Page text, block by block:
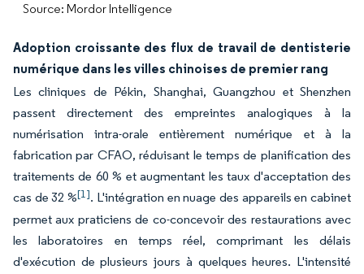
Source: Mordor Intelligence
Adoption croissante des flux de travail de dentisterie
numérique dans les villes chinoises de premier rang
Les cliniques de Pékin, Shanghai, Guangzhou et Shenzhen
passent directement des empreintes analogiques à la
numérisation intra-orale entièrement numérique et à la
fabrication par CFAO, réduisant le temps de planification des
traitements de 60 % et augmentant les taux d'acceptation des
cas de 32 %[1]. L'intégration en nuage des appareils en cabinet
permet aux praticiens de co-concevoir des restaurations avec
les laboratoires en temps réel, comprimant les délais
d'exécution de plusieurs jours à quelques heures. L'intensité